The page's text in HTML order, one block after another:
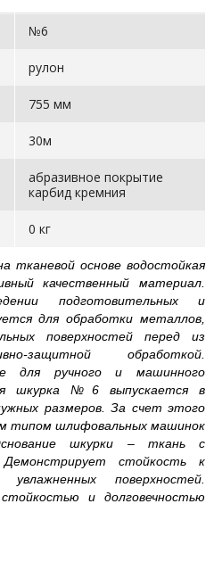
№6
рулон
755 мм
30м
абразивное покрытие
карбид кремния
0 кг
тканевой основе водостойкая
качественный материал.
подготовительных и
для обработки металлов,
поверхностей перед из
защитной обработкой.
для ручного и машинного
шкурка №6 выпускается в
размеров. За счет этого
типом шлифовальных машинок
шкурки – ткань с
Демонстрирует стойкость к
поверхностей.
и долговечностью